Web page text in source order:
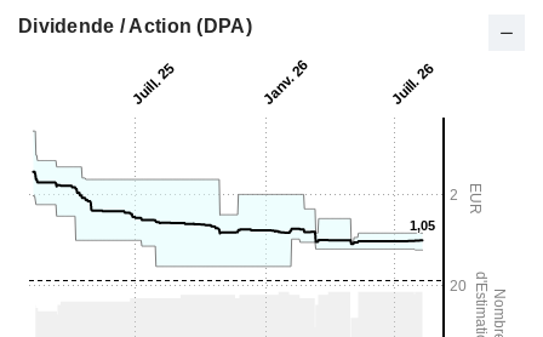
Dividende / Action (DPA)